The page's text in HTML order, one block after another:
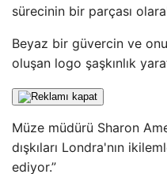
sürecinin bir parçası
Beyaz bir güvercin ve
oluşan logo şaşkınlık
Müze müdürü Sharon
dışkıları Londra'nın
ediyor.”